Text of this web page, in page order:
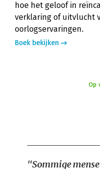
hoe het geloof in
verklaring of uitvlucht
oorlogservaringen.
Boek bekijken
Op
"Sommige